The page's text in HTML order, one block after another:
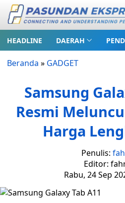
HEADLINE DAERAH
Beranda » GADGET
Samsung
Resmi
Harga
Penulis:
Editor:
Rabu, 24 Sep